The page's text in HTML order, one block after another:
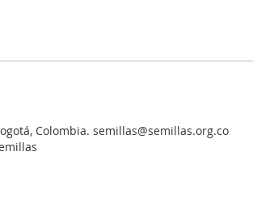
Colombia. semillas@semillas.org.co